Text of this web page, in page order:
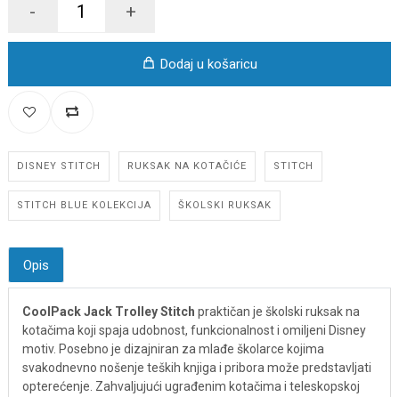
- +
Dodaj u košaricu
DISNEY STITCH RUKSAK NA KOTAČIĆE STITCH
STITCH BLUE KOLEKCIJA ŠKOLSKI RUKSAK
Opis
CoolPack Jack Trolley Stitch praktičan je školski ruksak na
kotačima koji spaja udobnost, funkcionalnost i omiljeni Disney
motiv. Posebno je dizajniran za mlađe školarce kojima
svakodnevno nošenje teških knjiga i pribora može predstavljati
opterećenje. Zahvaljujući ugrađenim kotačima i teleskopskoj